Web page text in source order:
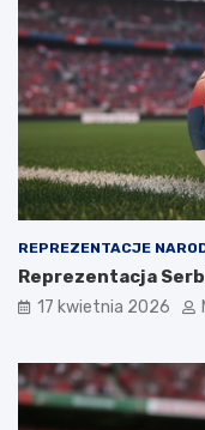
REPREZENTACJE
Reprezentacja
17 kwietnia 2026